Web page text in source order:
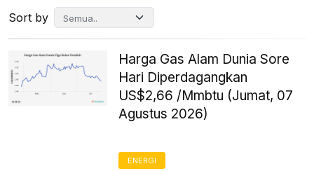
Sort by
Harga Gas Alam Dunia Sore
Hari Diperdagangkan
US$2,66 /Mmbtu (Jumat, 07
Agustus 2026)
ENERGI